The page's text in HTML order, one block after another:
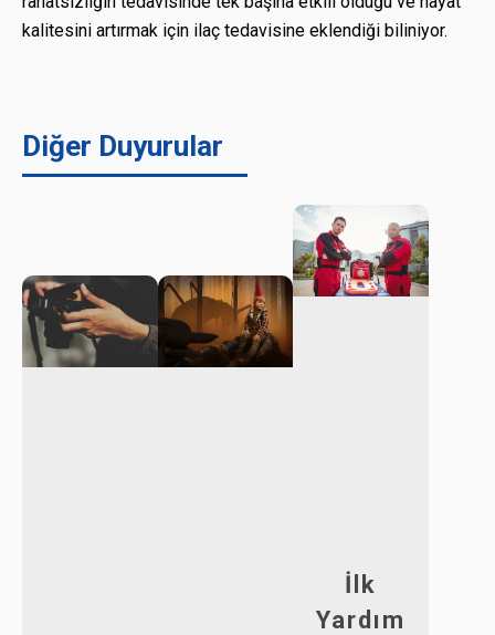
kalitesini artırmak için ilaç tedavisine eklendiği biliniyor.
Diğer Duyurular
İlk
Yardım